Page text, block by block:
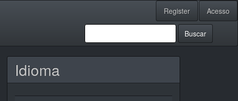
Register Acesso
Buscar
Idioma